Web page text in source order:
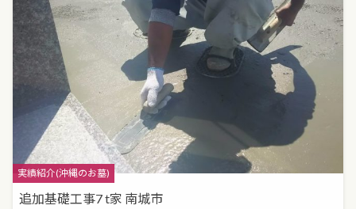
Categories
実績紹介(沖縄のお墓)
追加基礎工事7 t家 南城市